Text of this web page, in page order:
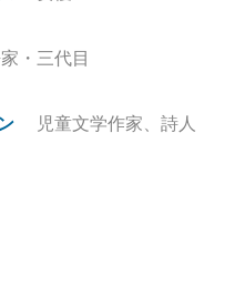
・三代目
児童文学作家、詩人